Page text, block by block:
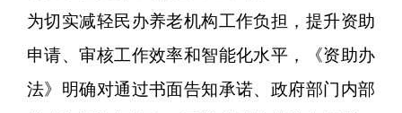
为切实减轻民办养老机构工作负担，提升资助
申请、审核工作效率和智能化水平，《资助办
法》明确对通过书面告知承诺、政府部门内部